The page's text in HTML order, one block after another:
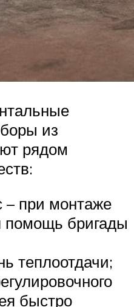
из
рядом
– при монтаже
помощь бригады
теплоотдачи;
быстро